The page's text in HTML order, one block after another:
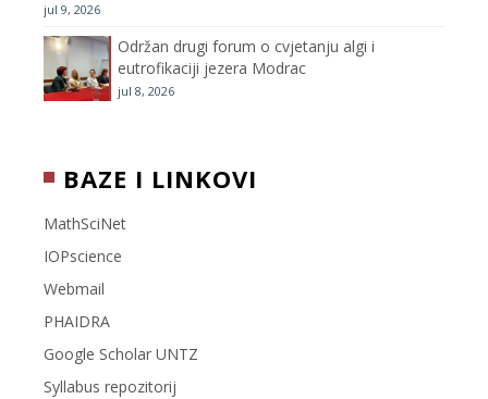
jul 9, 2026
Održan drugi forum o cvjetanju algi i
eutrofikaciji jezera Modrac
jul 8, 2026
BAZE I LINKOVI
MathSciNet
IOPscience
Webmail
PHAIDRA
Google Scholar UNTZ
Syllabus repozitorij